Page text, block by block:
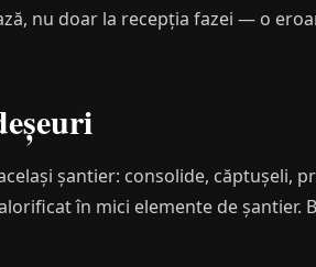
nu doar la recepția fazei — o
șantier: consolide, căptușeli,
în mici elemente de șantier.